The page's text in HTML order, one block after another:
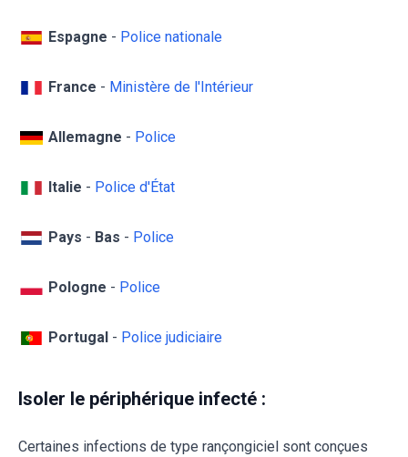
Espagne - Police nationale
France - Ministère de l'Intérieur
Allemagne - Police
Italie - Police d'État
Pays - Bas - Police
Pologne - Police
Portugal - Police judiciaire
Isoler le périphérique infecté :
Certaines infections de type rançongiciel sont conçues